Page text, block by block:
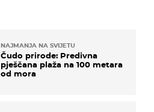
NAJMANJA NA SVIJETU
Čudo prirode: Predivna
pješčana plaža na 100 metara
od mora